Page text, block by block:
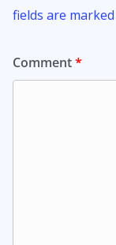
fields are marked
Comment*